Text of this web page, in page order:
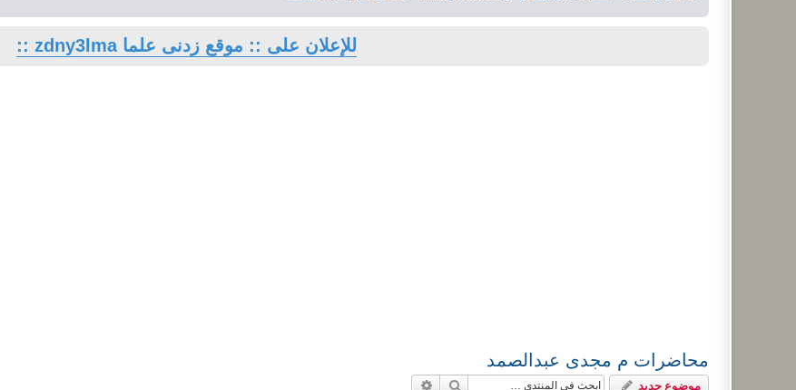
للإعلان على :: موقع زدنى علما zdny3lma ::
محاضرات م مجدى عبدالصمد
موضوع جديد بحث